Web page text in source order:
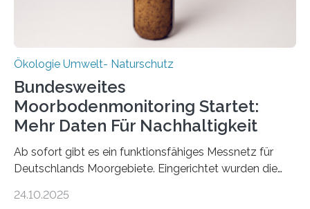
Ökologie Umwelt- Naturschutz
Bundesweites
Moorbodenmonitoring Startet:
Mehr Daten Für Nachhaltigkeit
Ab sofort gibt es ein funktionsfähiges Messnetz für
Deutschlands Moorgebiete. Eingerichtet wurden die
vergangenen fünf Jahren von Wissenschaftlerinnen
24.10.2025